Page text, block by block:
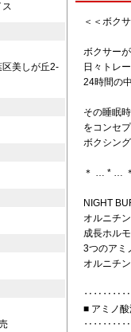
＜＜ボク
ボクサー
日々トレ
24時間の
その睡眠
をコンセ
ボクシン
＊ … * …
NIGHT
オルニチ
成長ホル
3つのアミ
オルニチ
■ アミノ
ス
美しが丘2-